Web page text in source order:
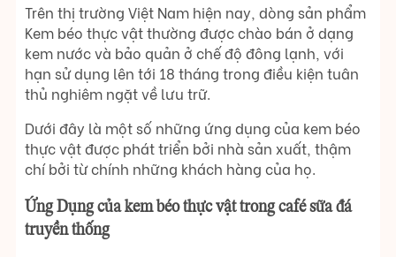
Trên thị trường Việt Nam hiện nay, dòng sản phẩm
Kem béo thực vật thường được chào bán ở dạng
kem nước và bảo quản ở chế độ đông lạnh, với
hạn sử dụng lên tới 18 tháng trong điều kiện tuân
thủ nghiêm ngặt về lưu trữ.
Dưới đây là một số những ứng dụng của kem béo
thực vật được phát triển bởi nhà sản xuất, thậm
chí bởi từ chính những khách hàng của họ.
Ứng Dụng của kem béo thực vật trong café sữa đá
truyền thống